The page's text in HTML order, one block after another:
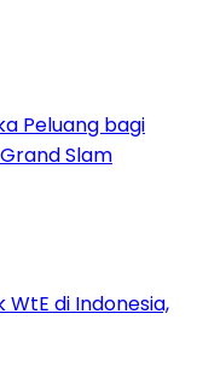
Peluang bagi
Slam
WtE di Indonesia,